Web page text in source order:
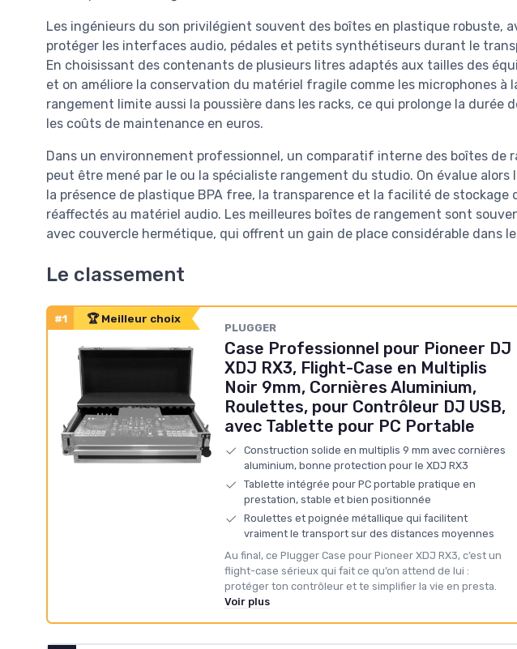
Les ingénieurs du son privilégient souvent des boîtes en plastique robuste,
protéger les interfaces audio, pédales et petits synthétiseurs durant le
En choisissant des contenants de plusieurs litres adaptés aux tailles des
et on améliore la conservation du matériel fragile comme les microphones à
rangement limite aussi la poussière dans les racks, ce qui prolonge la durée
les coûts de maintenance en euros.
Dans un environnement professionnel, un comparatif interne des boîtes de
peut être mené par le ou la spécialiste rangement du studio. On évalue
la présence de plastique BPA free, la transparence et la facilité de stockage
réaffectés au matériel audio. Les meilleures boîtes de rangement sont
avec couvercle hermétique, qui offrent un gain de place considérable dans
Le classement
#1 🏆 Meilleur choix
PLUGGER
Case Professionnel pour Pioneer DJ
XDJ RX3, Flight-Case en Multiplis
Noir 9mm, Cornières Aluminium,
Roulettes, pour Contrôleur DJ USB,
avec Tablette pour PC Portable
Construction solide en multiplis 9 mm avec cornières
aluminium, bonne protection pour le XDJ RX3
Tablette intégrée pour PC portable pratique en
prestation, stable et bien positionnée
Roulettes et poignée métallique qui facilitent
vraiment le transport sur des distances moyennes
Au final, ce Plugger Case pour Pioneer XDJ RX3, c’est un
flight-case sérieux qui fait ce qu’on attend de lui :
protéger ton contrôleur et te simplifier la vie en presta.
Voir plus